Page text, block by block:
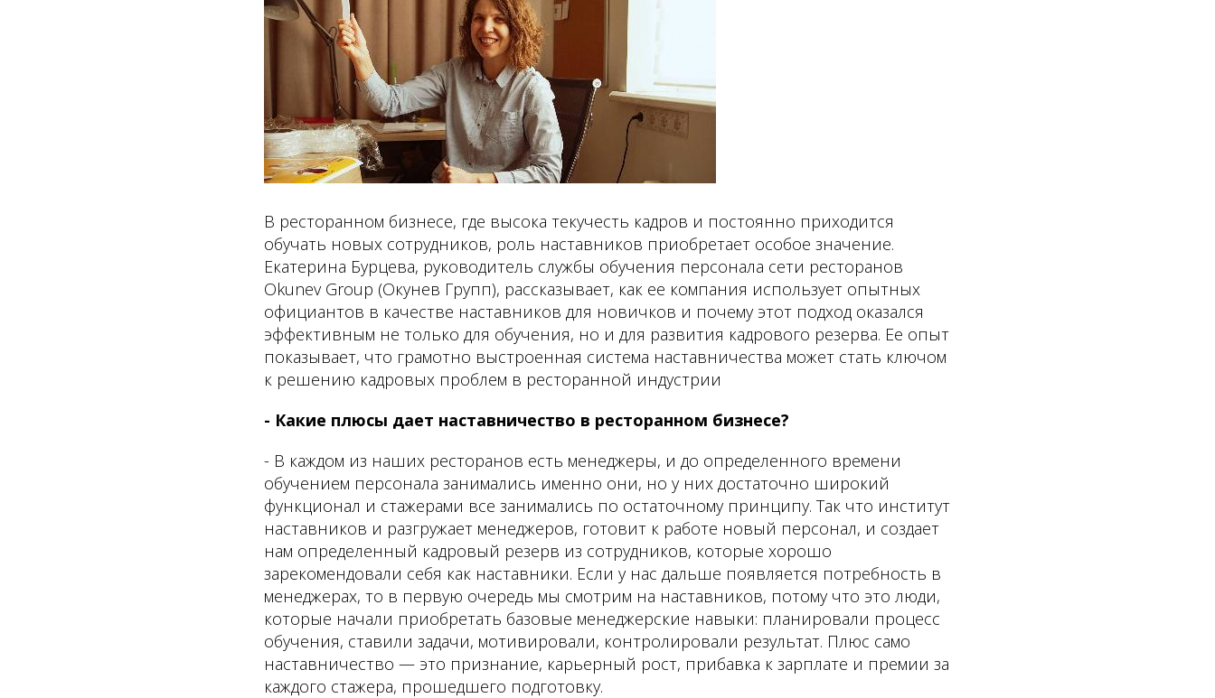
В ресторанном бизнесе, где высока текучесть кадров и постоянно приходится
обучать новых сотрудников, роль наставников приобретает особое значение.
Екатерина Бурцева, руководитель службы обучения персонала сети ресторанов
Okunev Group (Окунев Групп), рассказывает, как ее компания использует опытных
официантов в качестве наставников для новичков и почему этот подход оказался
эффективным не только для обучения, но и для развития кадрового резерва. Ее опыт
показывает, что грамотно выстроенная система наставничества может стать ключом
к решению кадровых проблем в ресторанной индустрии
- Какие плюсы дает наставничество в ресторанном бизнесе?
- В каждом из наших ресторанов есть менеджеры, и до определенного времени
обучением персонала занимались именно они, но у них достаточно широкий
функционал и стажерами все занимались по остаточному принципу. Так что институт
наставников и разгружает менеджеров, готовит к работе новый персонал, и создает
нам определенный кадровый резерв из сотрудников, которые хорошо
зарекомендовали себя как наставники. Если у нас дальше появляется потребность в
менеджерах, то в первую очередь мы смотрим на наставников, потому что это люди,
которые начали приобретать базовые менеджерские навыки: планировали процесс
обучения, ставили задачи, мотивировали, контролировали результат. Плюс само
наставничество — это признание, карьерный рост, прибавка к зарплате и премии за
каждого стажера, прошедшего подготовку.